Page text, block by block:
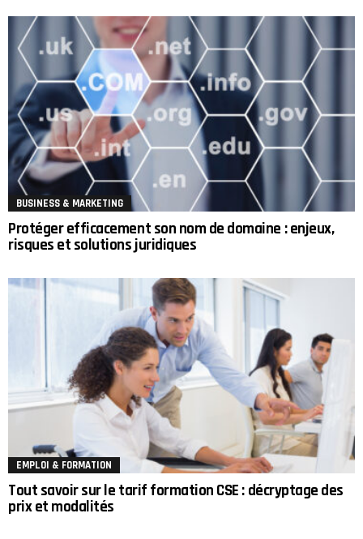
BUSINESS & MARKETING
Protéger efficacement son nom de domaine : enjeux,
risques et solutions juridiques
EMPLOI & FORMATION
Tout savoir sur le tarif formation CSE : décryptage des
prix et modalités